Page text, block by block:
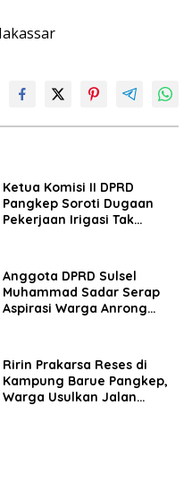
Ketua Komisi II DPRD
Pangkep Soroti Dugaan
Pekerjaan Irigasi Tak
Anggota DPRD Sulsel
Muhammad Sadar Serap
Aspirasi Warga Anrong
Ririn Prakarsa Reses di
Kampung Barue Pangkep,
Warga Usulkan Jalan